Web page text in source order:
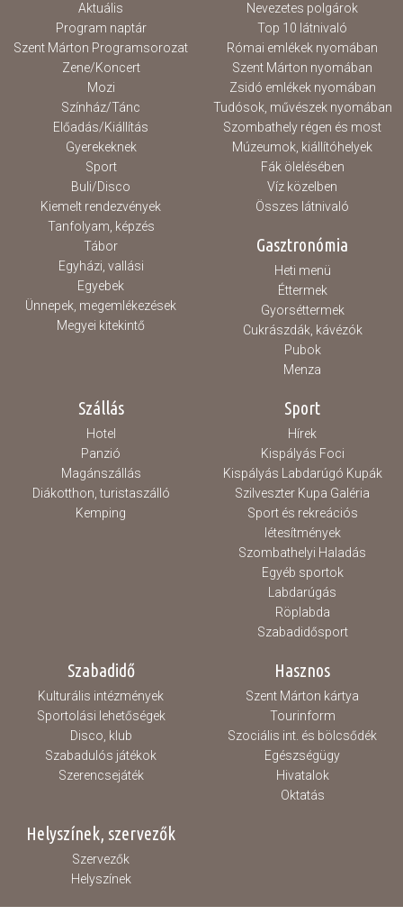
Aktuális
Program naptár
Szent Márton Programsorozat
Zene/Koncert
Mozi
Színház/Tánc
Előadás/Kiállítás
Gyerekeknek
Sport
Buli/Disco
Kiemelt rendezvények
Tanfolyam, képzés
Tábor
Egyházi, vallási
Egyebek
Ünnepek, megemlékezések
Megyei kitekintő
Nevezetes polgárok
Top 10 látnivaló
Római emlékek nyomában
Szent Márton nyomában
Zsidó emlékek nyomában
Tudósok, művészek nyomában
Szombathely régen és most
Múzeumok, kiállítóhelyek
Fák ölelésében
Víz közelben
Összes látnivaló
Gasztronómia
Heti menü
Éttermek
Gyorséttermek
Cukrászdák, kávézók
Pubok
Menza
Szállás
Hotel
Panzió
Magánszállás
Diákotthon, turistaszálló
Kemping
Sport
Hírek
Kispályás Foci
Kispályás Labdarúgó Kupák
Szilveszter Kupa Galéria
Sport és rekreációs
létesítmények
Szombathelyi Haladás
Egyéb sportok
Labdarúgás
Röplabda
Szabadidősport
Szabadidő
Kulturális intézmények
Sportolási lehetőségek
Disco, klub
Szabadulós játékok
Szerencsejáték
Hasznos
Szent Márton kártya
Tourinform
Szociális int. és bölcsődék
Egészségügy
Hivatalok
Oktatás
Helyszínek, szervezők
Szervezők
Helyszínek